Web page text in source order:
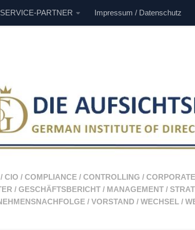
PARTNER Impressum / Datenschutz
/ CIO / COMPLIANCE / CONTROLLING /
/ GESCHÄFTSBERICHT / MANAGEMENT /
/ VORSTAND / WECHSEL /